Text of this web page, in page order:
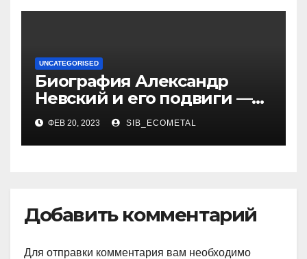
UNCATEGORISED
Биография Александр
Невский и его подвиги —
история жизни великого
князя, защитника Руси
ФЕВ 20, 2023 SIB_ECOMETAL
Добавить комментарий
Для отправки комментария вам необходимо